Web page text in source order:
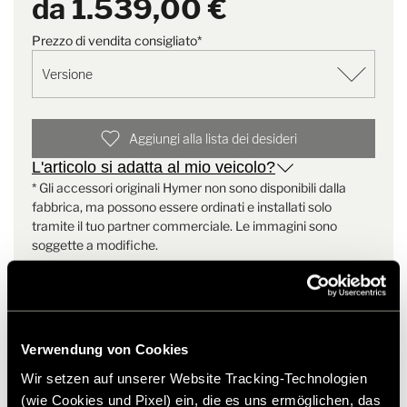
Verwendung von Cookies
Wir setzen auf unserer Website Tracking-Technologien
(wie Cookies und Pixel) ein, die es uns ermöglichen, das
Kit di retrofit 3 – Battery S in GT-S 685 a partire dall’anno
modello 2027
• 1 unità cavo di comunicazione 1000 mm
• 1 unità cavo di collegamento Battery S alla scatola dei fusibili 25
mm²
• 1 unità fusibile a lama
Kit di retrofit 4 – Battery S in GT-S 685 a partire dall’anno
• 1 unità Battery S
• 1 unità cavo di collegamento Battery S alla scatola dei fusibili 25
mm²
da 1.539,00 €
Prezzo di vendita consigliato*
Aggiungi alla lista dei desideri
L'articolo si adatta al mio veicolo?
* Gli accessori originali Hymer non sono disponibili dalla
fabbrica, ma possono essere ordinati e installati solo
tramite il tuo partner commerciale. Le immagini sono
soggette a modifiche.